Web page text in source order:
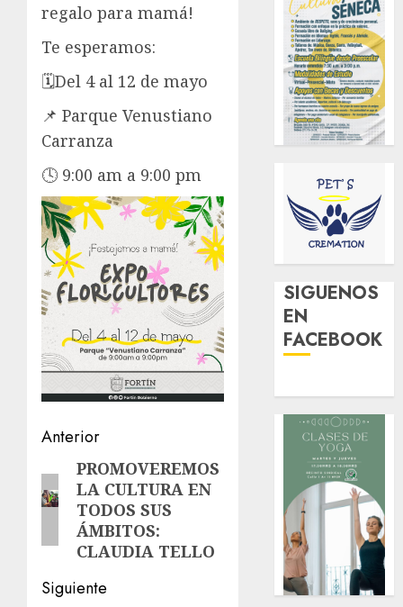
regalo para mamá!
Te esperamos:
🗓️Del 4 al 12 de mayo
📌 Parque Venustiano
Carranza
🕓 9:00 am a 9:00 pm
Navegación
de
entradas
Anterior
Entrada
anterior:
PROMOVEREMOS
LA CULTURA EN
TODOS SUS
ÁMBITOS:
CLAUDIA TELLO
Siguiente
SIGUENOS
EN
FACEBOOK